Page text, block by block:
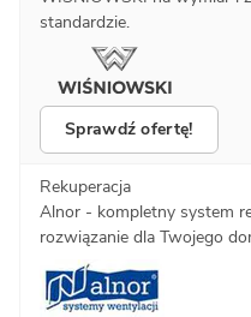
standardzie.
Sprawdź ofertę!
Rekuperacja
Alnor - kompletny system
rozwiązanie dla Twojego